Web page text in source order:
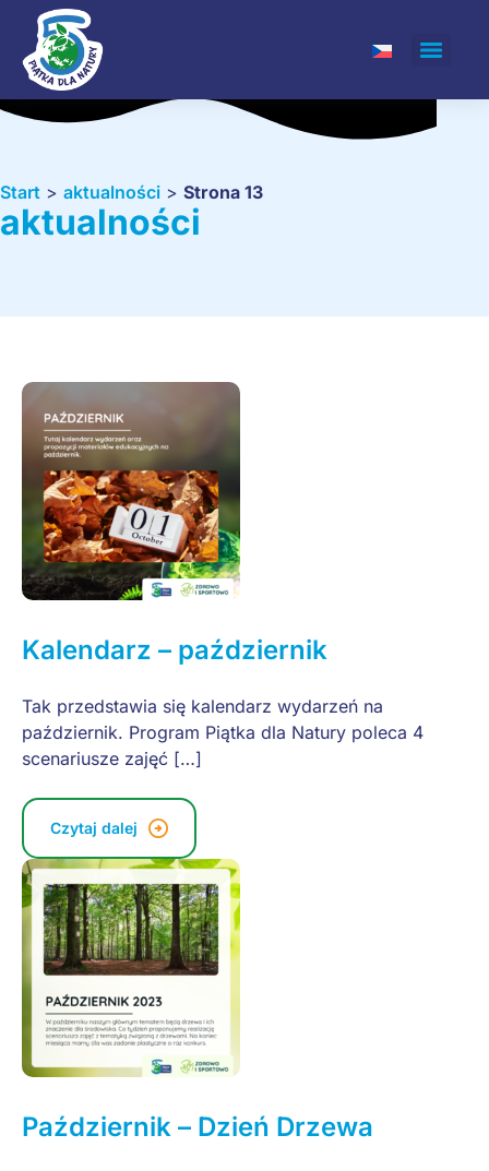
Start > aktualności > Strona 13
aktualności
Kalendarz – październik
Tak przedstawia się kalendarz wydarzeń na
październik. Program Piątka dla Natury poleca 4
scenariusze zajęć […]
Czytaj dalej
Październik – Dzień Drzewa